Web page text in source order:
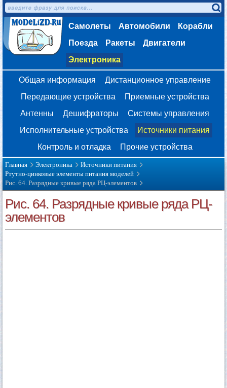
Самолеты Автомобили
Корабли
Поезда
Ракеты
Двигатели
Электроника
Общая информация
Дистанционное управление
Передающие устройства
Приемные устройства
Антенны
Дешифраторы
Системы управления
Исполнительные устройства
Источники питания
Контроль и отладка
Прочие устройства
Главная Электроника
Источники питания
Ртутно-цинковые элементы питания моделей
Рис. 64. Разрядные кривые ряда РЦ-элементов
Рис. 64. Разрядные кривые ряда РЦ-
элементов